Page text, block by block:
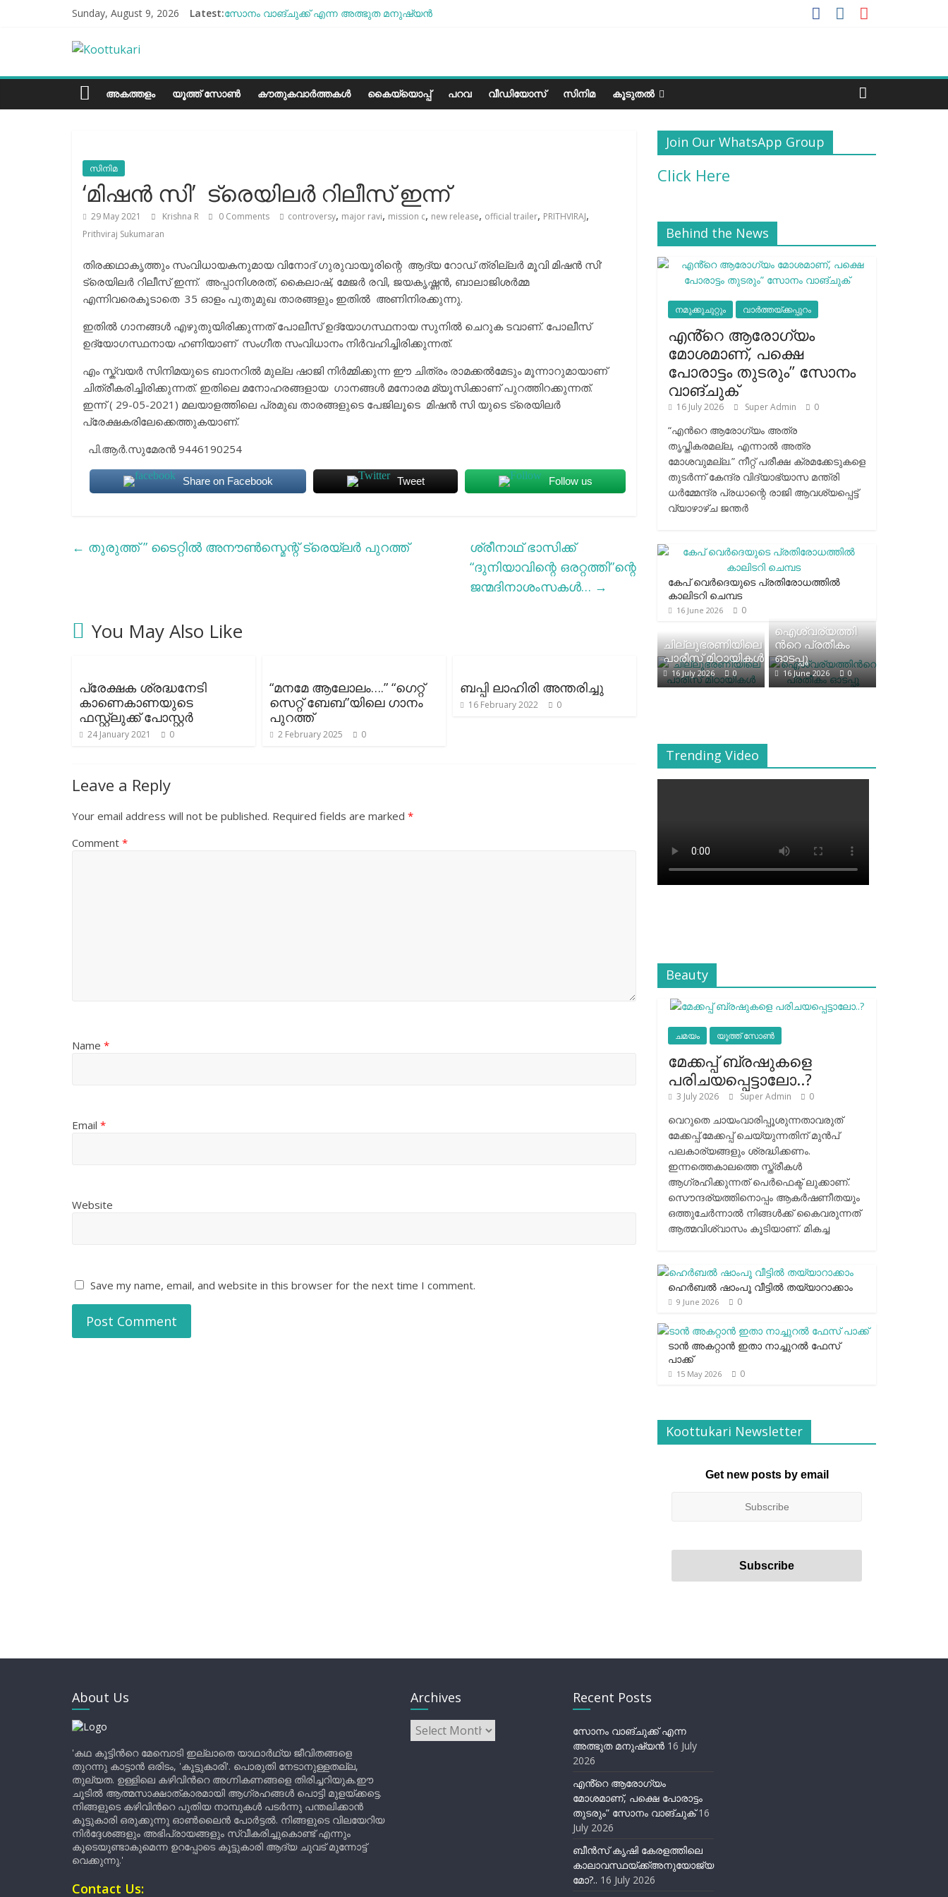
Sunday, August 9, 2026 Latest:സോനം വാങ്ചുക്ക് എന്ന അത്ഭുത മനുഷ്യന്‍
ചില്ലുഭരണിയിലെ പാരീസ് മിഠായികള്‍
Koottukari
Kottukariഅകത്തളം യൂത്ത് സോൺ കൗതുകവാർത്തകൾ കൈയ്യൊപ്പ് പറവ വീഡിയോസ് സിനിമ കൂടുതൽ
സിനിമ
‘മിഷൻ സി’ ട്രെയിലർ റിലീസ് ഇന്ന്
29 May 2021 Krishna R 0 Comments controversy, major ravi, mission c, new release, official trailer, PRITHVIRAJ,
Prithviraj Sukumaran
തിരക്കഥാകൃത്തും സംവിധായകനുമായ വിനോദ് ഗുരുവായൂരിന്റെ ആദ്യ റോഡ് ത്രില്ലർ മൂവി മിഷൻ സി’
ട്രെയിലർ റിലീസ് ഇന്ന്. അപ്പാനിശരത്, കൈലാഷ്, മേജർ രവി, ജയകൃഷ്ണൻ, ബാലാജിശർമ്മ
എന്നിവരെകൂടാതെ 35 ഓളം പുതുമുഖ താരങ്ങളും ഇതിൽ അണിനിരക്കുന്നു.
ഇതിൽ ഗാനങ്ങൾ എഴുതുയിരിക്കുന്നത് പോലീസ് ഉദ്യോഗസ്ഥനായ സുനിൽ ചെറുക ടവാണ്. പോലീസ്
ഉദ്യോഗസ്ഥനായ ഹണിയാണ് സംഗീത സംവിധാനം നിർവഹിച്ചിരിക്കുന്നത്.
എം സ്ക്വയർ സിനിമയുടെ ബാനറിൽ മുല്ല ഷാജി നിർമ്മിക്കുന്ന ഈ ചിത്രം രാമക്കൽമേടും മൂന്നാറുമായാണ്
ചിത്രീകരിച്ചിരിക്കുന്നത്. ഇതിലെ മനോഹരങ്ങളായ ഗാനങ്ങൾ മനോരമ മ്യൂസിക്കാണ് പുറത്തിറക്കുന്നത്.
ഇന്ന് ( 29-05-2021) മലയാളത്തിലെ പ്രമുഖ താരങ്ങളുടെ പേജിലൂടെ മിഷൻ സി യുടെ ട്രെയിലർ
പ്രേക്ഷകരിലേക്കെത്തുകയാണ്.
പി.ആർ.സുമേരൻ 9446190254
Share on Facebook Tweet Follow us
← തുരുത്ത് ” ടൈറ്റിൽ അനൗൺസ്മെന്റ് ട്രെയ്ലർ പുറത്ത്
ശ്രീനാഥ് ഭാസിക്ക്
“ദുനിയാവിന്റെ ഒരറ്റത്തി”ന്റെ
ജന്മദിനാശംസകൾ… →
You May Also Like
പ്രേക്ഷക ശ്രദ്ധനേടി
കാണെകാണയുടെ
ഫസ്റ്റ്ലുക്ക് പോസ്റ്റര്‍
24 January 2021 0
“മനമേ ആലോലം….” “ഗെറ്റ്
സെറ്റ് ബേബ”യിലെ ഗാനം
പുറത്ത്
2 February 2025 0
ബപ്പി ലാഹിരി അന്തരിച്ചു
16 February 2022 0
Leave a Reply
Your email address will not be published. Required fields are marked *
Comment *
Name *
Email *
Website
Save my name, email, and website in this browser for the next time I comment.
Join Our WhatsApp Group
Click Here
Behind the News
നമുക്കുചുറ്റും വാർത്തയ്ക്കപ്പുറം
എൻ്റെ ആരോഗ്യം
മോശമാണ്, പക്ഷെ
പോരാട്ടം തുടരും” സോനം
വാങ്ചുക്
16 July 2026 Super Admin 0
“എന്‍റെ ആരോഗ്യം അത്ര
തൃപ്തികരമല്ല, എന്നാൽ അത്ര
മോശവുമല്ല.” നീറ്റ് പരീക്ഷ ക്രമക്കേടുകളെ
തുടർന്ന് കേന്ദ്ര വിദ്യാഭ്യാസ മന്ത്രി
ധർമ്മേന്ദ്ര പ്രധാന്റെ രാജി ആവശ്യപ്പെട്ട്
വ്യാഴാഴ്ച ജന്തർ
കേപ് വെര്‍ദെയുടെ പ്രതിരോധത്തില്‍
കാലിടറി ചെമ്പട
16 June 2026 0
ചില്ലുഭരണിയിലെ
പാരീസ് മിഠായികള്‍
16 July 2026 0
ഐശ്വര്യത്തി
ന്‍റെ പ്രതീകം
ഓടപ്പൂ
16 June 2026 0
Trending Video
Beauty
ചമയം യൂത്ത് സോൺ
മേക്കപ്പ് ബ്രഷുകളെ
പരിചയപ്പെട്ടാലോ..?
3 July 2026 Super Admin 0
വെറുതെ ചായംവാരിപ്പൂശുന്നതാവരുത്
മേക്കപ്പ്.മേക്കപ്പ് ചെയ്യുന്നതിന് മുന്‍പ്
പലകാര്യങ്ങളും ശ്രദ്ധിക്കണം.
ഇന്നത്തെകാലത്തെ സ്ത്രീകള്‍
ആഗ്രഹിക്കുന്നത് പെര്‍ഫെക്ട് ലുക്കാണ്.
സൌന്ദര്യത്തിനൊപ്പം ആകര്‍ഷണീതയും
ഒത്തുചേര്‍ന്നാല്‍ നിങ്ങള്‍ക്ക് കൈവരുന്നത്
ആത്മവിശ്വാസം കൂടിയാണ്. മികച്ച
ഹെര്‍ബല്‍ ഷാംപൂ വീട്ടില്‍ തയ്യാറാക്കാം
9 June 2026 0
ടാന്‍ അകറ്റാന്‍ ഇതാ നാച്ചുറല്‍ ഫേസ്
പാക്ക്
15 May 2026 0
Koottukari Newsletter
Get new posts by email
About Us
'കഥ കൂട്ടിന്‍റെ മേമ്പൊടി ഇല്ലാതെ യാഥാർഥ്യ ജീവിതങ്ങളെ
തുറന്നു കാട്ടാൻ ഒരിടം, 'കൂട്ടുകാരി'. പൊരുതി നേടാനുള്ളതല്ല,
തുല്യത. ഉള്ളിലെ കഴിവിന്‍റെ അഗ്നികണങ്ങളെ തിരിച്ചറിയുക.ഈ
ചൂടിൽ ആത്മസാക്ഷാത്കാരമായി ആഗ്രഹങ്ങൾ പൊട്ടി മുളയ്ക്കട്ടെ.
നിങ്ങളുടെ കഴിവിന്‍റെ പുതിയ നാമ്പുകൾ പടർന്നു പന്തലിക്കാൻ
കൂട്ടുകാരി ഒരുക്കുന്നു ഓൺലൈൻ പോർട്ടൽ. നിങ്ങളുടെ വിലയേറിയ
നിർദ്ദേശങ്ങളും അഭിപ്രായങ്ങളും സ്വീകരിച്ചുകൊണ്ട് എന്നും
കൂടെയുണ്ടാകുമെന്ന ഉറപ്പോടെ കൂട്ടുകാരി ആദ്യ ചുവട് മുന്നോട്ട്
വെക്കുന്നു.'
Contact Us:
Archives
Archives
Recent Posts
സോനം വാങ്ചുക്ക് എന്ന
അത്ഭുത മനുഷ്യന്‍ 16 July
2026
എൻ്റെ ആരോഗ്യം
മോശമാണ്, പക്ഷെ പോരാട്ടം
തുടരും” സോനം വാങ്ചുക് 16
July 2026
ബീന്‍സ് കൃഷി കേരളത്തിലെ
കാലാവസ്ഥയ്ക്ക്അനുയോജ്യ
മോ?.. 16 July 2026